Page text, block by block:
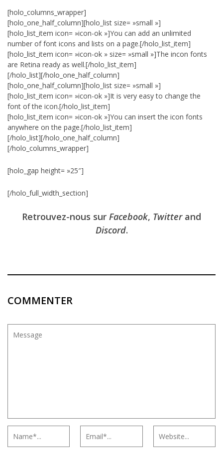
[holo_columns_wrapper]
[holo_one_half_column][holo_list size= »small »]
[holo_list_item icon= »icon-ok »]You can add an unlimited
number of font icons and lists on a page.[/holo_list_item]
[holo_list_item icon= »icon-ok » size= »small »]The incon fonts
are Retina ready as well.[/holo_list_item]
[/holo_list][/holo_one_half_column]
[holo_one_half_column][holo_list size= »small »]
[holo_list_item icon= »icon-ok »]It is very easy to change the
font of the icon.[/holo_list_item]
[holo_list_item icon= »icon-ok »]You can insert the icon fonts
anywhere on the page.[/holo_list_item]
[/holo_list][/holo_one_half_column]
[/holo_columns_wrapper]
[holo_gap height= »25″]
[/holo_full_width_section]
Retrouvez-nous sur Facebook, Twitterand
Discord.
COMMENTER